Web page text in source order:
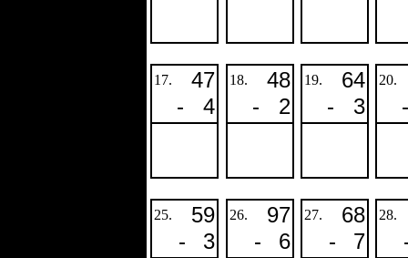
17.
47
-
4
18.
48
-
2
19.
64
-
3
20.
-
25.
59
-
3
26.
97
-
6
27.
68
-
7
28.